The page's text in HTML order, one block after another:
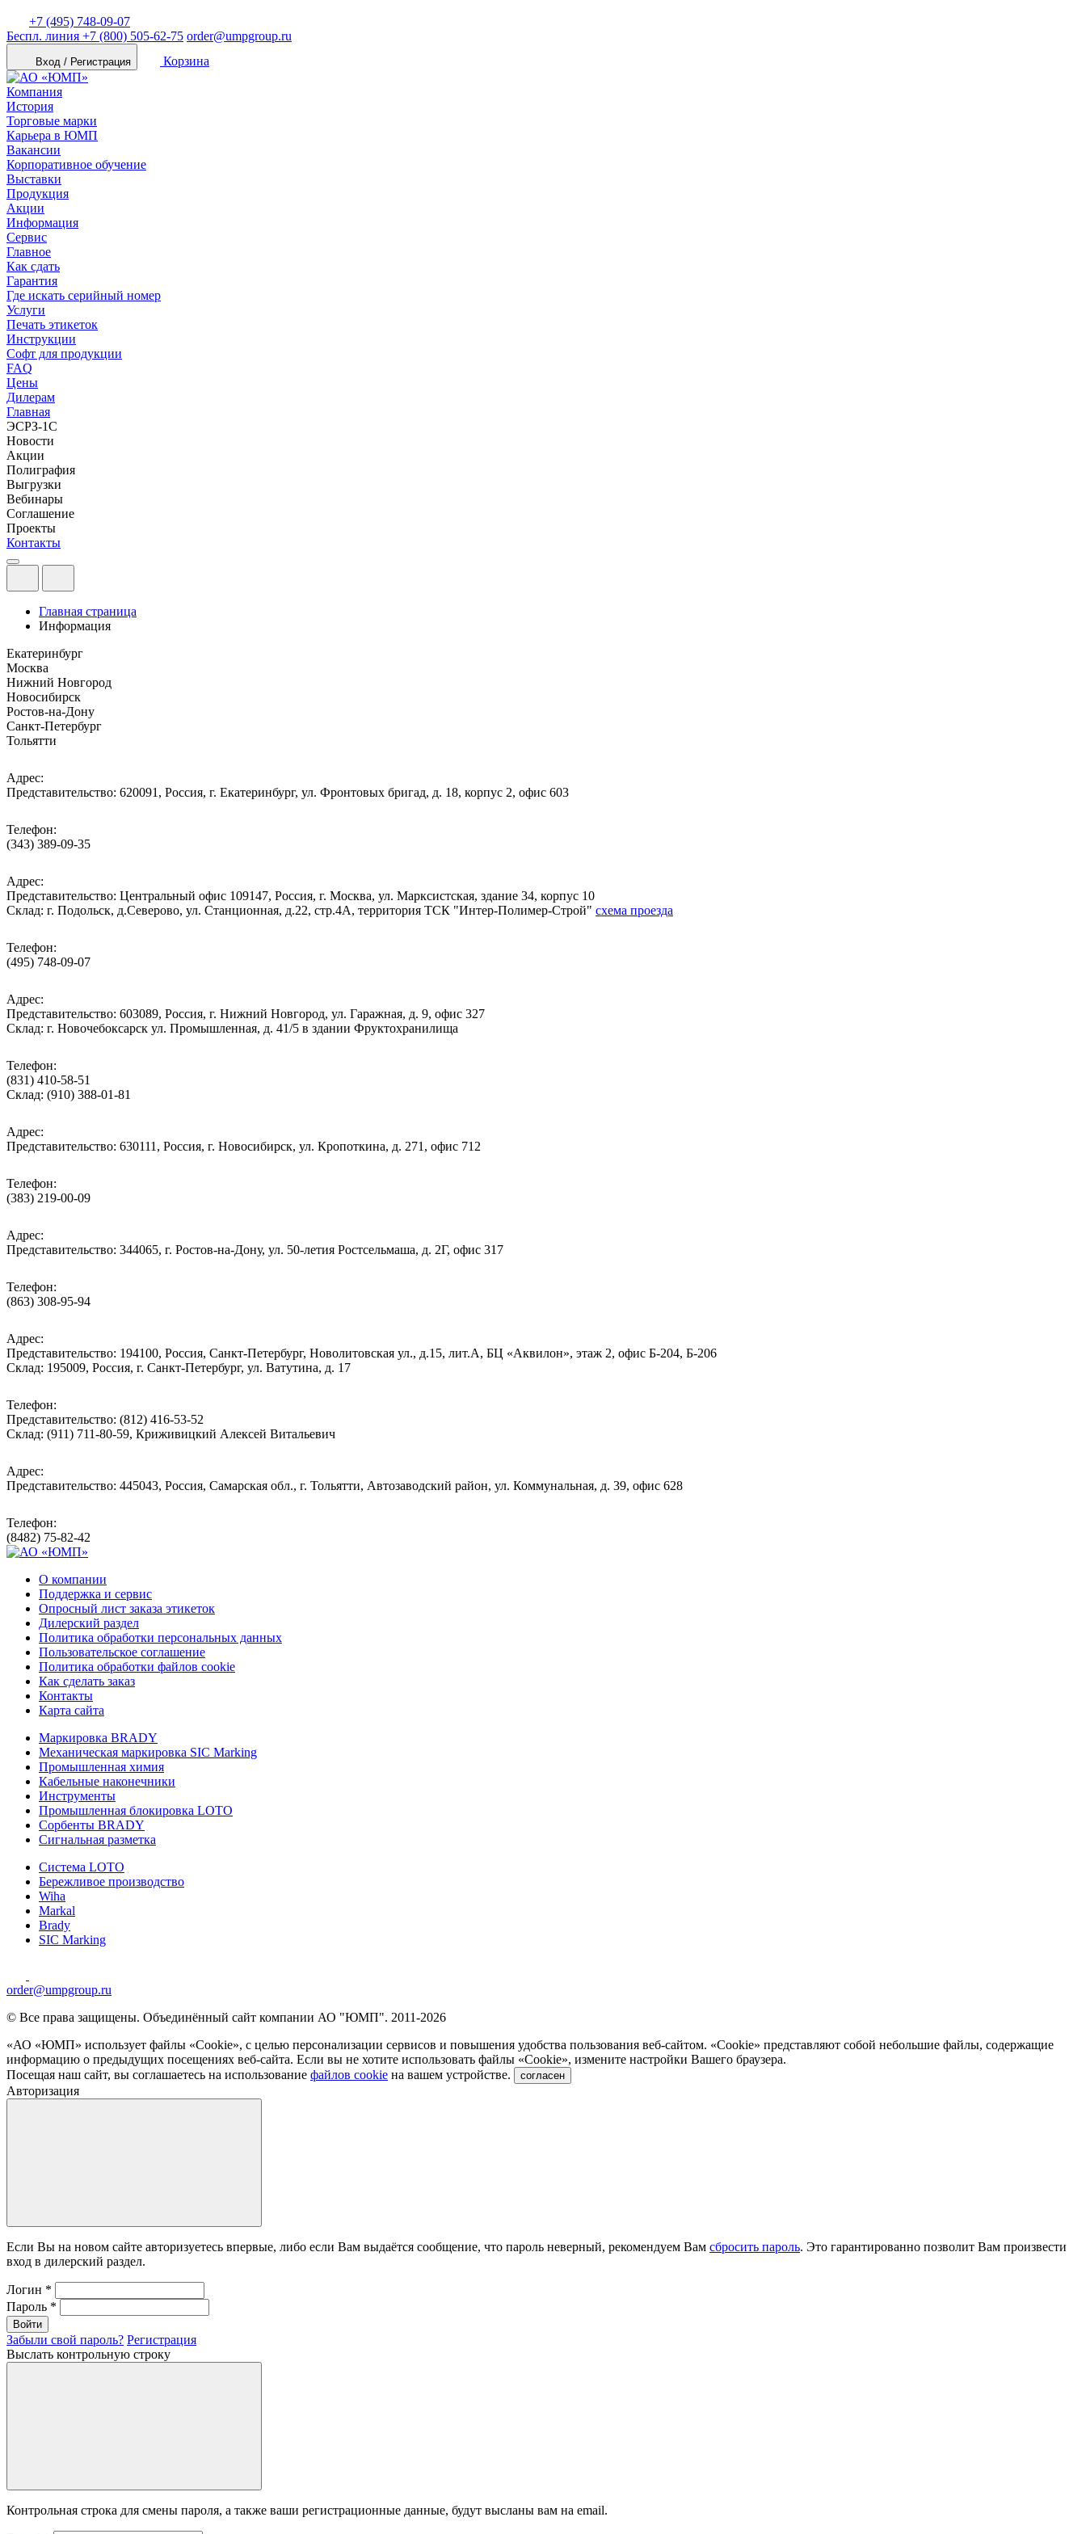
+7 (495) 748-09-07
Беспл. линия +7 (800) 505-62-75 order@umpgroup.ru
Вход / Регистрация Корзина
Компания
История
Торговые марки
Карьера в ЮМП
Вакансии
Корпоративное обучение
Выставки
Продукция
Акции
Информация
Сервис
Главное
Как сдать
Гарантия
Где искать серийный номер
Услуги
Печать этикеток
Инструкции
Софт для продукции
FAQ
Цены
Дилерам
Главная
ЭСРЗ-1С
Новости
Акции
Полиграфия
Выгрузки
Вебинары
Соглашение
Проекты
Контакты
Главная страница
Информация
Екатеринбург
Москва
Нижний Новгород
Новосибирск
Ростов-на-Дону
Санкт-Петербург
Тольятти
Адрес:
Представительство: 620091, Россия, г. Екатеринбург, ул. Фронтовых бригад, д. 18, корпус 2, офис 603
Телефон:
(343) 389-09-35
Адрес:
Представительство: Центральный офис 109147, Россия, г. Москва, ул. Марксистская, здание 34, корпус 10
Cклад: г. Подольск, д.Северово, ул. Станционная, д.22, стр.4А, территория ТСК "Интер-Полимер-Строй" схема проезда
Телефон:
(495) 748-09-07
Адрес:
Представительство: 603089, Россия, г. Нижний Новгород, ул. Гаражная, д. 9, офис 327
Склад: г. Новочебоксарск ул. Промышленная, д. 41/5 в здании Фруктохранилища
Телефон:
(831) 410-58-51
Склад: (910) 388-01-81
Адрес:
Представительство: 630111, Россия, г. Новосибирск, ул. Кропоткина, д. 271, офис 712
Телефон:
(383) 219-00-09
Адрес:
Представительство: 344065, г. Ростов-на-Дону, ул. 50-летия Ростсельмаша, д. 2Г, офис 317
Телефон:
(863) 308-95-94
Адрес:
Представительство: 194100, Россия, Санкт-Петербург, Новолитовская ул., д.15, лит.А, БЦ «Аквилон», этаж 2, офис Б-204, Б-206
Склад: 195009, Россия, г. Санкт-Петербург, ул. Ватутина, д. 17
Телефон:
Представительство: (812) 416-53-52
Склад: (911) 711-80-59, Криживицкий Алексей Витальевич
Адрес:
Представительство: 445043, Россия, Самарская обл., г. Тольятти, Автозаводский район, ул. Коммунальная, д. 39, офис 628
Телефон:
(8482) 75-82-42
О компании
Поддержка и сервис
Опросный лист заказа этикеток
Дилерский раздел
Политика обработки персональных данных
Пользовательское соглашение
Политика обработки файлов cookie
Как сделать заказ
Контакты
Карта сайта
Маркировка BRADY
Механическая маркировка SIC Marking
Промышленная химия
Кабельные наконечники
Инструменты
Промышленная блокировка LOTO
Сорбенты BRADY
Сигнальная разметка
Система LOTO
Бережливое производство
Wiha
Markal
Brady
SIC Marking
order@umpgroup.ru
© Все права защищены. Объединённый сайт компании АО "ЮМП". 2011-2026
«АО «ЮМП» использует файлы «Сookie», с целью персонализации сервисов и повышения удобства пользования веб-сайтом. «Cookie» представляют собой небольшие файлы, содержащие
информацию о предыдущих посещениях веб-сайта. Если вы не хотите использовать файлы «Сookie», измените настройки Вашего браузера.
Посещая наш сайт, вы соглашаетесь на использование файлов cookie на вашем устройстве. согласен
Авторизация
Если Вы на новом сайте авторизуетесь впервые, либо если Вам выдаётся сообщение, что пароль неверный, рекомендуем Вам сбросить пароль. Это гарантированно позволит Вам произвести
вход в дилерский раздел.
Логин *
Пароль *
Войти
Забыли свой пароль? Регистрация
Выслать контрольную строку
Контрольная строка для смены пароля, а также ваши регистрационные данные, будут высланы вам на email.